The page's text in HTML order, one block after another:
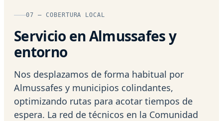
07 — COBERTURA LOCAL
Servicio en Almussafes y
entorno
Nos desplazamos de forma habitual por
Almussafes y municipios colindantes,
optimizando rutas para acotar tiempos de
espera. La red de técnicos en la Comunidad